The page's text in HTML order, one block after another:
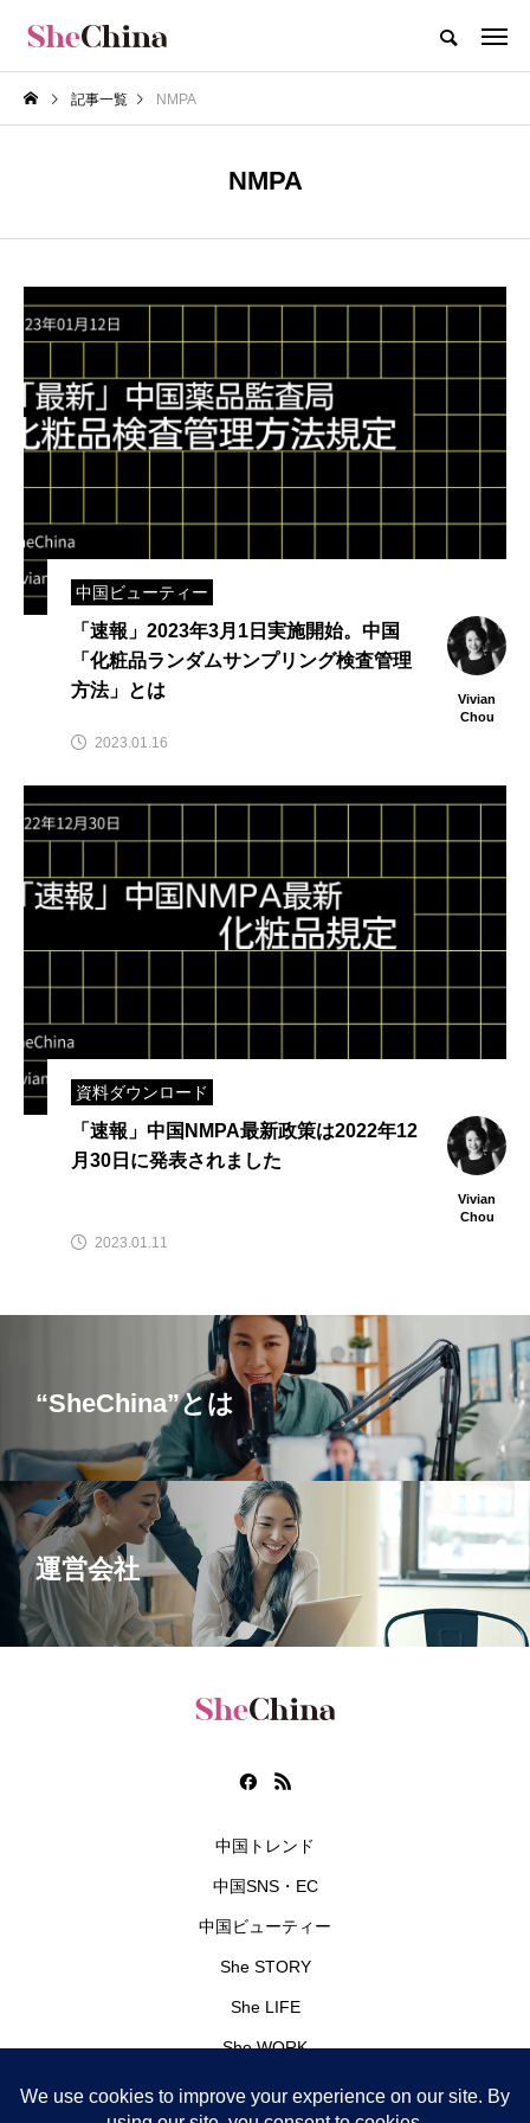
記事一覧 NMPA
NMPA
中国ビューティー
「速報」2023年3月1日実施開始。中国
「化粧品ランダムサンプリング検査管理
方法」とは
Vivian
Chou
2023.01.16
資料ダウンロード
「速報」中国NMPA最新政策は2022年12
月30日に発表されました
Vivian
Chou
2023.01.11
“SheChina”とは
運営会社
中国トレンド
中国SNS・EC
中国ビューティー
She STORY
She LIFE
She WORK